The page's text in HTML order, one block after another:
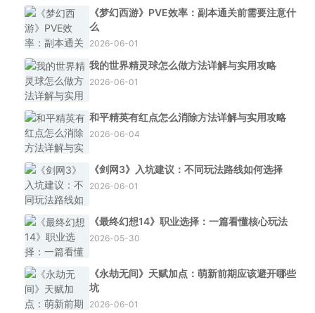
《梦幻西游》PVE效率：副本通关前需要注意什
么
2026-06-01
我的世界精灵球怎么做方法详解与实用攻略
2026-06-01
和平精英有红点怎么消除方法详解与实用攻略
2026-06-04
《剑网3》入坑建议：不同玩法路线如何选择
2026-06-01
《最终幻想14》职业选择：一篇看懂核心玩法
2026-05-30
《永劫无间》天赋加点：萌新前期应该避开哪些
坑
2026-06-01